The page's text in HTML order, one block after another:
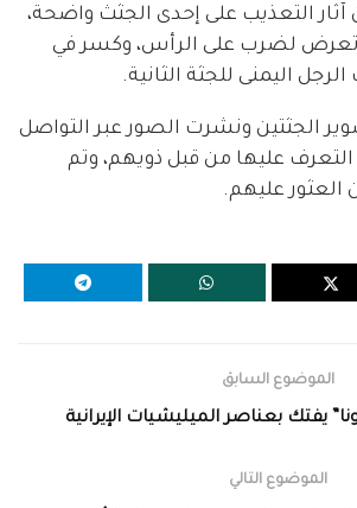
التعذيب على إحدى الجثث واضحة،
تعرض لضرب على الرأس، وكسر في
اليمنى للجثة الثانية.
الجثتين ونشرت الصور عبر التواصل
التعرف عليها من قبل ذويهم، وتم
العثور عليهم.
الموضوع السابق
يفتك بعناصر الميليشيات الإيرانية
الموضوع التالي